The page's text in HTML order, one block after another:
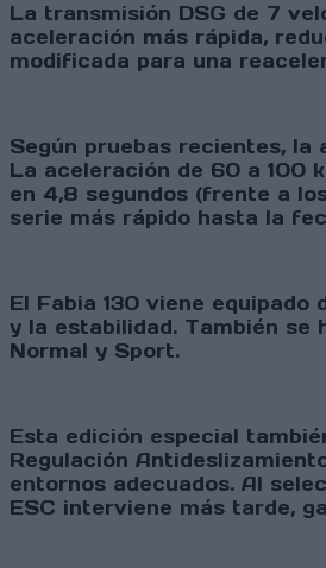
La transmisión DSG de 7
aceleración más rápida,
modificada para una
Según pruebas recientes, la
La aceleración de 60 a 100
en 4,8 segundos (frente a
serie más rápido hasta la
El Fabia 130 viene
y la estabilidad. También se
Normal y Sport.
Esta edición especial
Regulación
entornos adecuados. Al
ESC interviene más tarde,